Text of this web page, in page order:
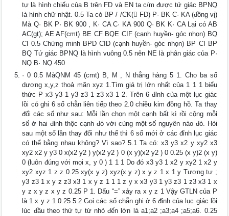
tự là hình chiếu của B trên FD và EN ta c/m được tứ giác BPNQ
là hình chữ nhật. 0.5 Ta có BP / /CK( FD) P· BK C· KA (đồng vị)
Mà Q· BK P· BK 900 , K· CA C· KA 900 Q· BK K· CA Lại có AB
AC(gt); AE AF(cmt) BE CF BQE CIF (cạnh huyền- góc nhọn) BQ
CI 0.5 Chứng minh BPD CID (cạnh huyền- góc nhọn) BP CI BP
BQ Tứ giác BPNQ là hình vuông 0.5 nên NE là phân giác của P·
NQ B· NQ 450
· 0 0.5 MàQNM 45 (cmt) B, M , N thẳng hàng 5 1. Cho ba số
dương x,y,z thoả mãn xyz 1.Tìm giá trị lớn nhất của 1 1 1 biểu
thức P x3 y3 1 y3 z3 1 z3 x3 1 2. Trên 6 đỉnh của một lục giác
lồi có ghi 6 số chẵn liên tiếp theo 2.0 chiều kim đồng hồ. Ta thay
đổi các số như sau: Mỗi lần chọn một cạnh bất kì rồi cộng mỗi
số ở hai đỉnh thộc cạnh đó với cùng một số nguyên nào đó. Hỏi
sau một số lần thay đổi như thế thì 6 số mới ở các đỉnh lục giác
có thể bằng nhau không? Vì sao? 5.1 Ta có: x3 y3 x2 y xy2 x3
xy2 x2 y y3 0 x(x2 y2 ) y(x2 y2 ) 0 (x y)(x2 y2 ) 0 0.25 (x y)2 (x y)
0 (luôn đúng với mọi x, y 0 ) 1 1 1 Do đó x3 y3 1 x2 y xy2 1 x2 y
xy2 xyz 1 z z 0.25 xy(x y z) xyz(x y z) x y z 1 x 1 y Tương tự ;
y3 z3 1 x y z z3 x3 1 x y z 1 1 1 z y x x3 y3 1 y3 z3 1 z3 x3 1 x
y z x y z x y z 0.25 P 1. Dấu “=” xảy ra x y z 1 Vậy GTLN của P
là 1 x y z 1 0.25 5.2 Gọi các số chẵn ghi ở 6 đỉnh của lục giác lồi
lúc đầu theo thứ tự từ nhỏ đến lớn là a1;a2 ;a3;a4 ;a5;a6. 0.25